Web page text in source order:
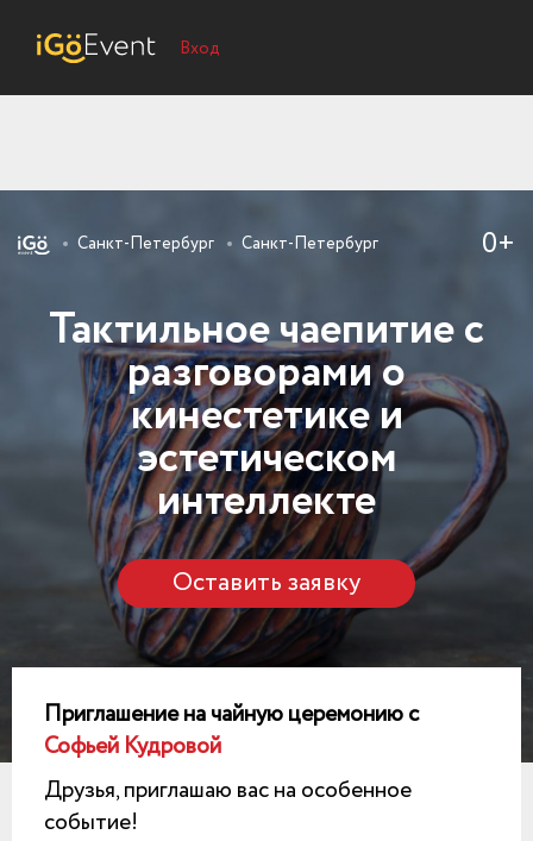
Вход
Санкт-Петербург Санкт-Петербург 0+
Тактильное чаепитие с
разговорами о
кинестетике и
эстетическом
интеллекте
Оставить заявку
Приглашение на чайную церемонию с
Софьей Кудровой
Друзья, приглашаю вас на особенное
событие!